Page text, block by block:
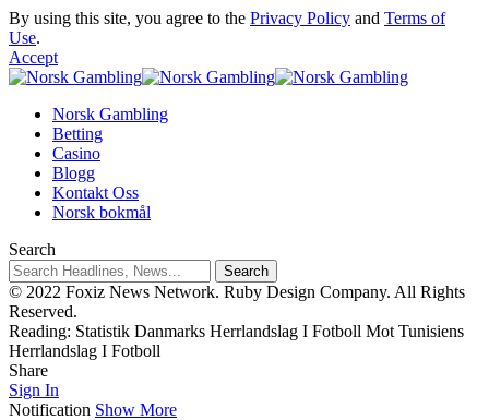
By using this site, you agree to the Privacy Policy and Terms of
Use.
Accept
Norsk Gambling
Betting
Casino
Blogg
Kontakt Oss
Norsk bokmål
Search
© 2022 Foxiz News Network. Ruby Design Company. All Rights
Reserved.
Reading: Statistik Danmarks Herrlandslag I Fotboll Mot Tunisiens
Herrlandslag I Fotboll
Share
Sign In
Notification Show More